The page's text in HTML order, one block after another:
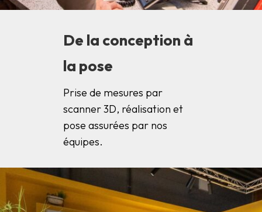
De la conception à
la pose
Prise de mesures par
scanner 3D, réalisation et
pose assurées par nos
équipes.